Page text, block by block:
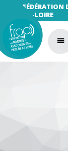
FÉDÉRATION
LA-LOIRE